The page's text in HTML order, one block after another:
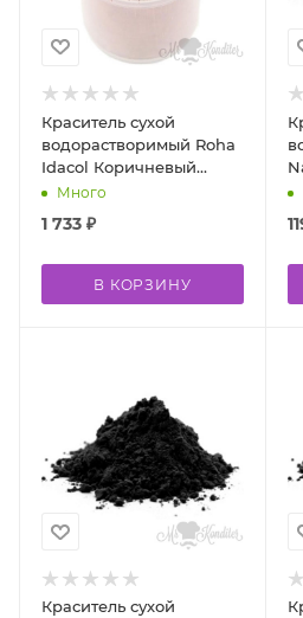
Краситель сухой
водорастворимый Roha
Idacol Коричневый
шоколад R240 500 гр
Много
1 733 ₽
В КОРЗИНУ
Краситель сухой